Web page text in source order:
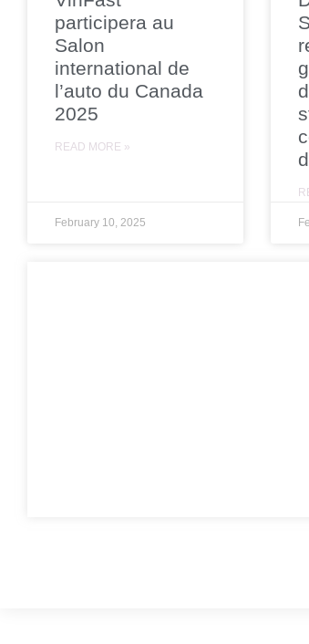
participera au
Salon
international de
l’auto du Canada
2025
READ MORE »
February 10, 2025